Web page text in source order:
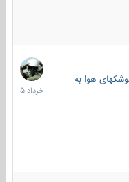
هوا به سطح
30
خرداد
1405